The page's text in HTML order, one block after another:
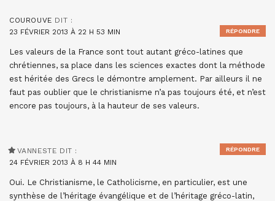
COUROUVE DIT :
23 FÉVRIER 2013 À 22 H 53 MIN
Les valeurs de la France sont tout autant gréco-latines que
chrétiennes, sa place dans les sciences exactes dont la méthode
est héritée des Grecs le démontre amplement. Par ailleurs il ne
faut pas oublier que le christianisme n’a pas toujours été, et n’est
encore pas toujours, à la hauteur de ses valeurs.
RÉPONDRE
VANNESTE DIT :
24 FÉVRIER 2013 À 8 H 44 MIN
Oui. Le Christianisme, le Catholicisme, en particulier, est une
synthèse de l’héritage évangélique et de l’héritage gréco-latin,
RÉPONDRE